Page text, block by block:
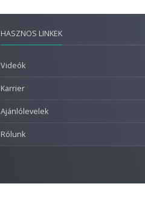
HASZNOS LINKEK
Videók
Karrier
Ajánlólevelek
Rólunk